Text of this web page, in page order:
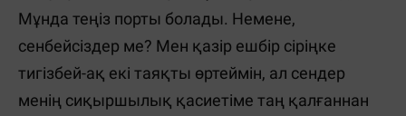
Мұнда теңіз порты болады. Немене,
сенбейсіздер ме? Мен қазір ешбір сіріңке
тигізбей-ақ екі таяқты өртеймін, ал сендер
менің сиқыршылық қасиетіме таң қалғаннан